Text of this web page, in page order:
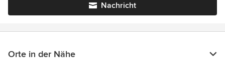
Nachricht
Orte in der Nähe